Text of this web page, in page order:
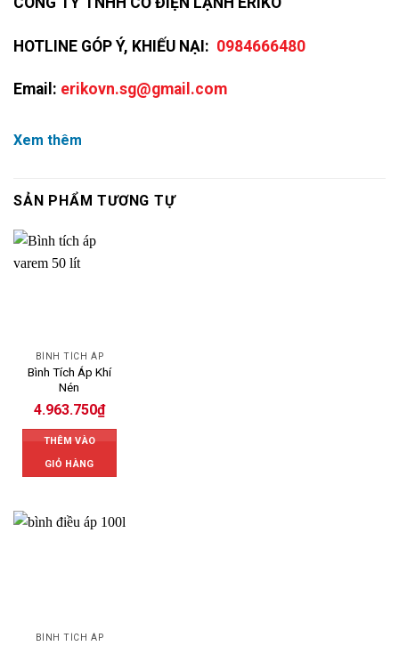
HOTLINE GÓP Ý, KHIẾU NẠI: 0984666480
Email: erikovn.sg@gmail.com
Xem thêm
SẢN PHẨM TƯƠNG TỰ
BÌNH TÍCH ÁP
Bình Tích Áp Khí
Nén
4.963.750₫
THÊM VÀO
GIỎ HÀNG
BÌNH TÍCH ÁP